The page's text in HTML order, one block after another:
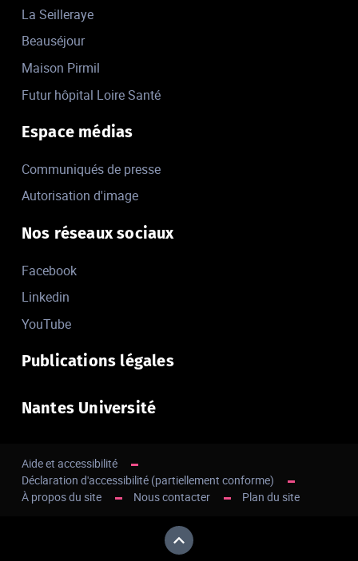
La Seilleraye
Beauséjour
Maison Pirmil
Futur hôpital Loire Santé
Espace médias
Communiqués de presse
Autorisation d'image
Nos réseaux sociaux
Facebook
Linkedin
YouTube
Publications légales
Nantes Université
Aide et accessibilité
Déclaration d'accessibilité (partiellement conforme)
À propos du site
Nous contacter Plan du site